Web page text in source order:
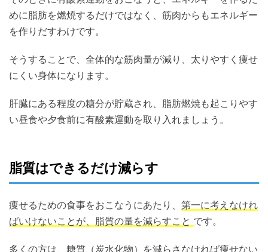
めに脂肪を燃焼するだけではなく、筋肉からもエネルギー
を作りだすわけです。
そうすることで、全体的な筋肉量が減り、太りやすく痩せ
にくい身体になります。
肝臓にある程度の糖分が貯蔵され、脂肪燃焼も起こりやす
い昼食や夕食前に有酸素運動を取り入れましょう。
脂質はできるだけ減らす
痩せるための食事をおこなうにあたり、 第一に考えなけれ
ばいけないことが、脂質の量を減らすこと です。
多くの方は、糖質（炭水化物）を減らさなければ痩せない